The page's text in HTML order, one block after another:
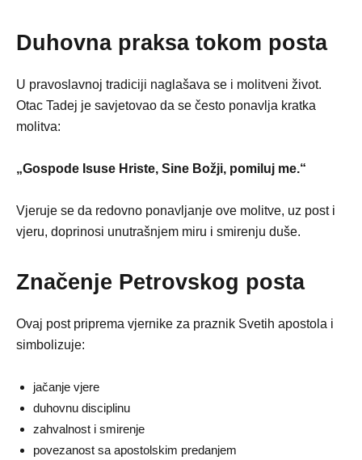
Duhovna praksa tokom posta
U pravoslavnoj tradiciji naglašava se i molitveni život.
Otac Tadej je savjetovao da se često ponavlja kratka
molitva:
„Gospode Isuse Hriste, Sine Božji, pomiluj me.“
Vjeruje se da redovno ponavljanje ove molitve, uz post i
vjeru, doprinosi unutrašnjem miru i smirenju duše.
Značenje Petrovskog posta
Ovaj post priprema vjernike za praznik Svetih apostola i
simbolizuje:
jačanje vjere
duhovnu disciplinu
zahvalnost i smirenje
povezanost sa apostolskim predanjem